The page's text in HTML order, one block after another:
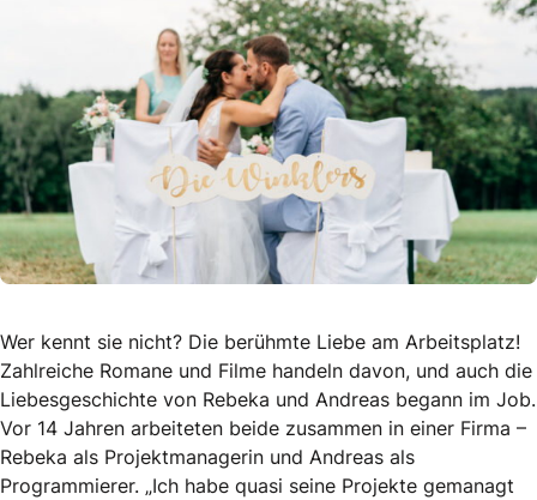
Wer kennt sie nicht? Die berühmte Liebe am Arbeitsplatz!
Zahlreiche Romane und Filme handeln davon, und auch die
Liebesgeschichte von Rebeka und Andreas begann im Job.
Vor 14 Jahren arbeiteten beide zusammen in einer Firma –
Rebeka als Projektmanagerin und Andreas als
Programmierer. „Ich habe quasi seine Projekte gemanagt